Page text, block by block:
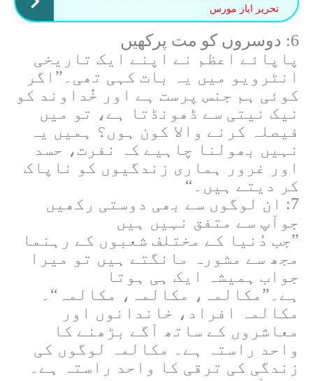
تحریر ایاز مورس
6: دوسروں کو مت پرکھیں
پاپائے اعظم نے اپنے ایک تاریخی
انٹرویو میں یہ بات کہی تھی۔”اگر
کوئی ہم جنس پرست ہے اور خُداوند کو
نیک نیتی سے ڈھونڈتا ہے، تو میں
فیصلہ کرنے والا کون ہوں؟ ہمیں یہ
نہیں بھولنا چاہیے کہ نفرت، حسد
اور غرور ہماری زندگیوں کو ناپاک
کر دیتے ہیں۔“
7: ان لوگوں سے بھی دوستی رکھیں
جوآپ سے متفق نہیں ہیں
”جب دُنیا کے مختلف شعبوں کے رہنما
مجھ سے مشورہ مانگتے ہیں تو میرا
جواب ہمیشہ ایک ہی ہوتا
ہے۔”مکالمہ، مکالمہ، مکالمہ“۔
مکالمہ افراد، خاندانوں اور
معاشروں کے ساتھ آگے بڑھنے کا
واحد راستہ ہے۔ مکالمہ لوگوں کی
زندگی کی ترقی کا واحد راستہ ہے۔